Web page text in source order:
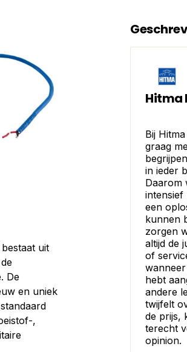
uit
De
en uniek
,
Hitma
Bij
graag
in ieder
Daarom
intensief
een
kunnen
zorgen
altijd de
of
hebt
andere
twijfelt
de prijs,
terecht
opinion.